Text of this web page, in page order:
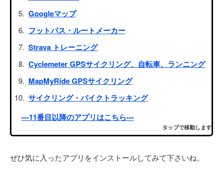
Googleマップ
フットパス・ルートメーカー
Strava トレーニング
Cyclemeter GPSサイクリング、自転車、ランニング
MapMyRide GPSサイクリング
サイクリング・バイクトラッキング
---11番目以降のアプリはこちら---
タップで移動します
ぜひ気に入ったアプリをインストールしてみて下さいね。